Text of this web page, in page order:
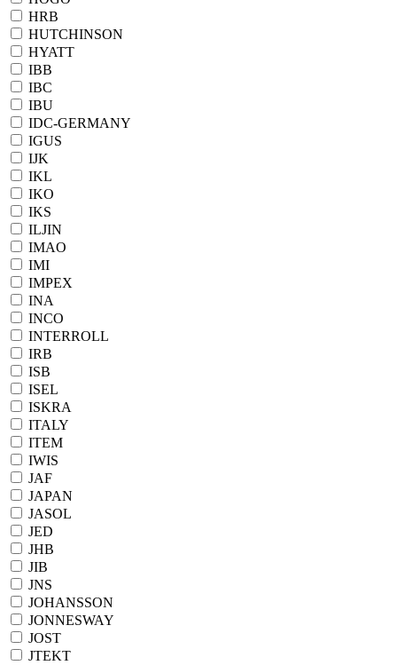
HRB
HUTCHINSON
HYATT
IBB
IBC
IBU
IDC-GERMANY
IGUS
IJK
IKL
IKO
IKS
ILJIN
IMAO
IMI
IMPEX
INA
INCO
INTERROLL
IRB
ISB
ISEL
ISKRA
ITALY
ITEM
IWIS
JAF
JAPAN
JASOL
JED
JHB
JIB
JNS
JOHANSSON
JONNESWAY
JOST
JTEKT